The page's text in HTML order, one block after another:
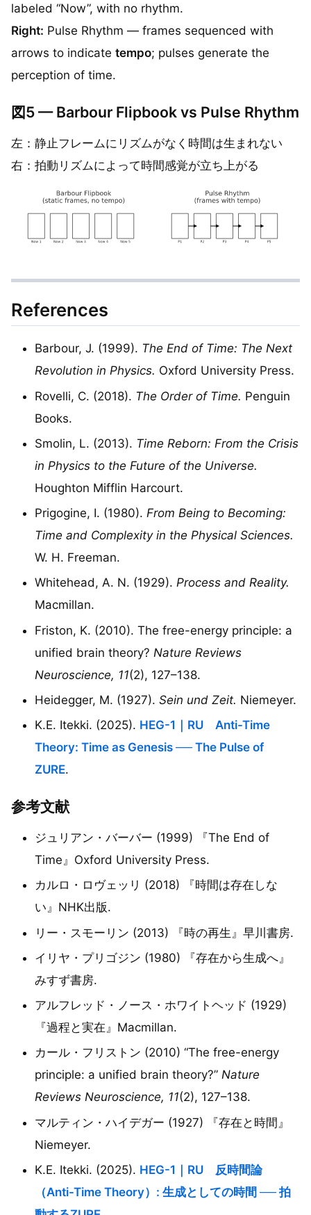
labeled “Now”, with no rhythm.
Right: Pulse Rhythm — frames sequenced with
arrows to indicate tempo; pulses generate the
perception of time.
図5 — Barbour Flipbook vs Pulse Rhythm
左：静止フレームにリズムがなく時間は生まれない
右：拍動リズムによって時間感覚が立ち上がる
References
Barbour, J. (1999). The End of Time: The Next
Revolution in Physics. Oxford University Press.
Rovelli, C. (2018). The Order of Time. Penguin
Books.
Smolin, L. (2013). Time Reborn: From the Crisis
in Physics to the Future of the Universe.
Houghton Mifflin Harcourt.
Prigogine, I. (1980). From Being to Becoming:
Time and Complexity in the Physical Sciences.
W. H. Freeman.
Whitehead, A. N. (1929). Process and Reality.
Macmillan.
Friston, K. (2010). The free-energy principle: a
unified brain theory? Nature Reviews
Neuroscience, 11(2), 127–138.
Heidegger, M. (1927). Sein und Zeit. Niemeyer.
K.E. Itekki. (2025). HEG-1｜RU Anti-Time
Theory: Time as Genesis ── The Pulse of
ZURE.
参考文献
ジュリアン・バーバー (1999) 『The End of
Time』Oxford University Press.
カルロ・ロヴェッリ (2018) 『時間は存在しな
い』NHK出版.
リー・スモーリン (2013) 『時の再生』早川書房.
イリヤ・プリゴジン (1980) 『存在から生成へ』
みすず書房.
アルフレッド・ノース・ホワイトヘッド (1929)
『過程と実在』Macmillan.
カール・フリストン (2010) “The free-energy
principle: a unified brain theory?” Nature
Reviews Neuroscience, 11(2), 127–138.
マルティン・ハイデガー (1927) 『存在と時間』
Niemeyer.
K.E. Itekki. (2025). HEG-1｜RU 反時間論
（Anti-Time Theory）: 生成としての時間 ── 拍